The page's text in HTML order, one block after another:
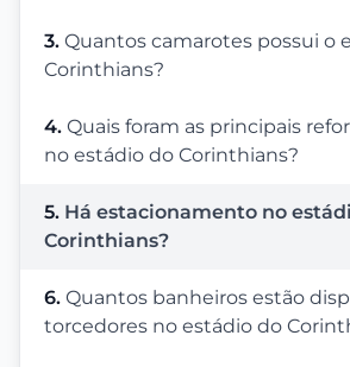
3. Quantos camarotes possui o
Corinthians?
4. Quais foram as principais
no estádio do Corinthians?
5. Há estacionamento no
Corinthians?
6. Quantos banheiros estão
torcedores no estádio do